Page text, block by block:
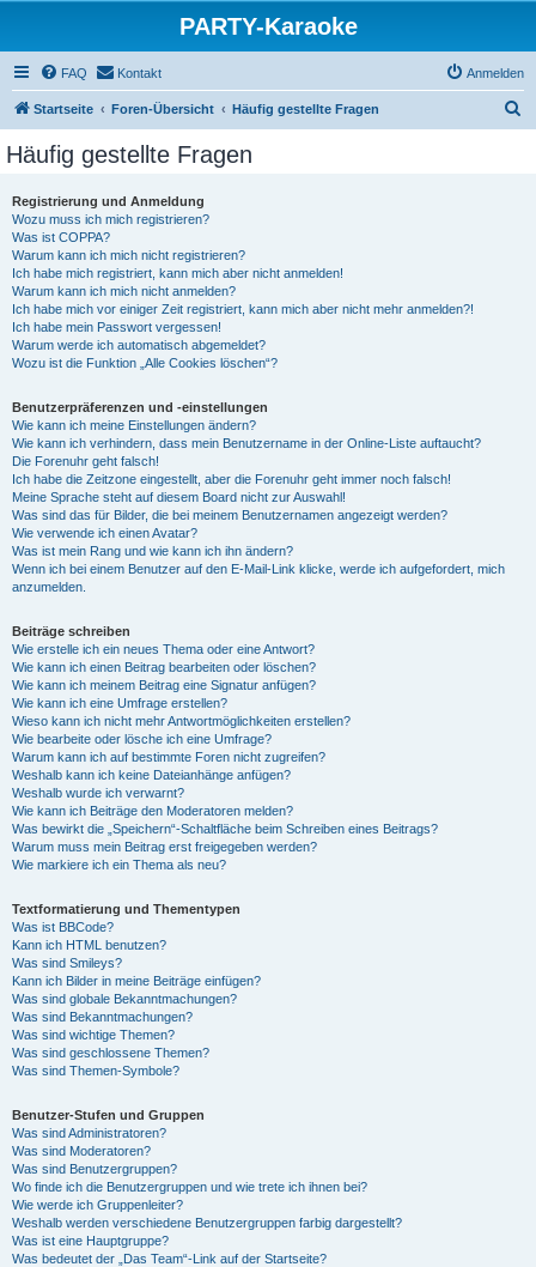
PARTY-Karaoke
FAQ Kontakt Anmelden
Startseite Foren-Übersicht Häufig gestellte Fragen
Häufig gestellte Fragen
Registrierung und Anmeldung
Wozu muss ich mich registrieren?
Was ist COPPA?
Warum kann ich mich nicht registrieren?
Ich habe mich registriert, kann mich aber nicht anmelden!
Warum kann ich mich nicht anmelden?
Ich habe mich vor einiger Zeit registriert, kann mich aber nicht mehr anmelden?!
Ich habe mein Passwort vergessen!
Warum werde ich automatisch abgemeldet?
Wozu ist die Funktion „Alle Cookies löschen“?
Benutzerpräferenzen und -einstellungen
Wie kann ich meine Einstellungen ändern?
Wie kann ich verhindern, dass mein Benutzername in der Online-Liste auftaucht?
Die Forenuhr geht falsch!
Ich habe die Zeitzone eingestellt, aber die Forenuhr geht immer noch falsch!
Meine Sprache steht auf diesem Board nicht zur Auswahl!
Was sind das für Bilder, die bei meinem Benutzernamen angezeigt werden?
Wie verwende ich einen Avatar?
Was ist mein Rang und wie kann ich ihn ändern?
Wenn ich bei einem Benutzer auf den E-Mail-Link klicke, werde ich aufgefordert, mich
anzumelden.
Beiträge schreiben
Wie erstelle ich ein neues Thema oder eine Antwort?
Wie kann ich einen Beitrag bearbeiten oder löschen?
Wie kann ich meinem Beitrag eine Signatur anfügen?
Wie kann ich eine Umfrage erstellen?
Wieso kann ich nicht mehr Antwortmöglichkeiten erstellen?
Wie bearbeite oder lösche ich eine Umfrage?
Warum kann ich auf bestimmte Foren nicht zugreifen?
Weshalb kann ich keine Dateianhänge anfügen?
Weshalb wurde ich verwarnt?
Wie kann ich Beiträge den Moderatoren melden?
Was bewirkt die „Speichern“-Schaltfläche beim Schreiben eines Beitrags?
Warum muss mein Beitrag erst freigegeben werden?
Wie markiere ich ein Thema als neu?
Textformatierung und Thementypen
Was ist BBCode?
Kann ich HTML benutzen?
Was sind Smileys?
Kann ich Bilder in meine Beiträge einfügen?
Was sind globale Bekanntmachungen?
Was sind Bekanntmachungen?
Was sind wichtige Themen?
Was sind geschlossene Themen?
Was sind Themen-Symbole?
Benutzer-Stufen und Gruppen
Was sind Administratoren?
Was sind Moderatoren?
Was sind Benutzergruppen?
Wo finde ich die Benutzergruppen und wie trete ich ihnen bei?
Wie werde ich Gruppenleiter?
Weshalb werden verschiedene Benutzergruppen farbig dargestellt?
Was ist eine Hauptgruppe?
Was bedeutet der „Das Team“-Link auf der Startseite?